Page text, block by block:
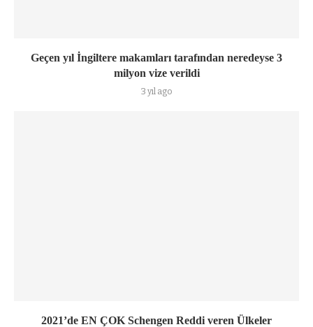
Geçen yıl İngiltere makamları tarafından neredeyse 3
milyon vize verildi
3 yıl ago
2021’de EN ÇOK Schengen Reddi veren Ülkeler